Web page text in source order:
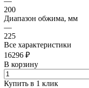
200
Диапазон обжима, мм
—
225
Все характеристики
16296 ₽
В корзину
Купить в 1 клик